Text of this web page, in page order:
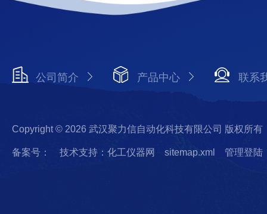
公司简介 产品中心 联系
Copyright © 2026 武汉聚力信自动化科技有限公司 版权所有
备案号： 技术支持：化工仪器网 sitemap.xml 管理登陆